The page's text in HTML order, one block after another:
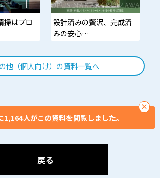
「小さく始めて、大きく
残す。」
掃はプロ
設計済みの贅沢、完成済
みの安心
み。家具・家電・カーテ
ン標準搭載の即入居モデ
ル。
他（個人向け）の資料一覧へ
×
1,164人がこの資料を閲覧しました。
戻る